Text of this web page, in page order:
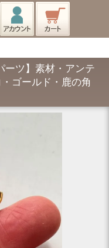
ーツ】素材・アンテ
ゴールド・鹿の角